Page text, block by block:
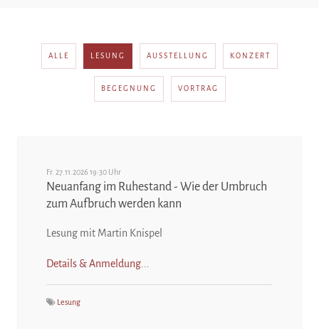
ALLE LESUNG AUSSTELLUNG KONZERT
BEGEGNUNG VORTRAG
Fr. 27.11.2026 19:30 Uhr
Neuanfang im Ruhestand - Wie der Umbruch
zum Aufbruch werden kann
Lesung mit Martin Knispel
Details & Anmeldung...
Lesung